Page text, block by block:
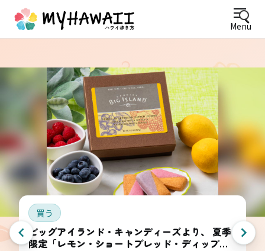
Menu
買う
ビッグアイランド・キャンディーズより、 夏季
限定「レモン・ショートブレッド・ディップ